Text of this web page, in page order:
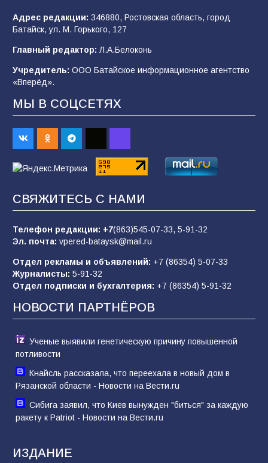
«Мобилизация или набор?» Что на самом
деле происходит в армии России в августе
2026 года
101 03.08.2026
В Батайске продолжаются дорожные работы
98 04.08.2026
заявления о мобилизации — это
пропагандистский вброс
«Слухами Москву не возьмёшь»: почему
заявления Киева о мобилизации — это
отчаяние, а не разведка
81 02.08.2026
Адрес редакции: 346880, Ростовская область, город
Батайск, ул. М. Горького, 127
Главный редактор: Л.А.Белоконь
Учредитель: ООО Батайское информационное агентство
«Вперёд».
МЫ В СОЦСЕТЯХ
СВЯЖИТЕСЬ С НАМИ
Телефон редакции: +7(863)545-07-33, 5-91-32
Эл. почта: vpered-bataysk@mail.ru
Отдел рекламы и объявлений: +7 (86354) 5-07-33
Журналисты: 5-91-32
Отдел подписки и бухгалтерия: +7 (86354) 5-91-32
НОВОСТИ ПАРТНЁРОВ
Ученые выявили генетическую причину повышенной
потливости
Кнайсль рассказала, что переехала в новый дом в
Рязанской области - Новости на Вести.ru
Сибига заявил, что Киев вынужден "биться" за каждую
ракету к Patriot - Новости на Вести.ru
ИЗДАНИЕ